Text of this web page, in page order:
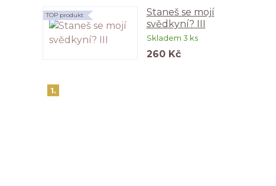
1.
Staneš se mojí
svědkyní? III
Skladem 3 ks
TOP produkt
260 Kč